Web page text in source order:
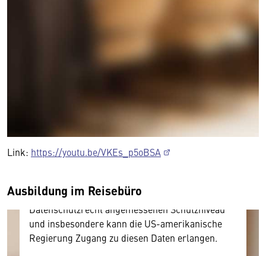
Link: https://youtu.be/VKEs_p5oBSA
Ausbildung im Reisebüro
Wir benötigen Ihre Zustimmung
Hier würden wir Ihnen gerne einen externen
Inhalt anzeigen. Dafür benötigen wir allerdings
Ihre Zustimmung, da Ihr Browser
personenbezogene technische Daten zu Geräten
Diese Daten unterliegen keinem dem EU-
Datenschutzrecht angemessenen Schutzniveau
und insbesondere kann die US-amerikanische
Regierung Zugang zu diesen Daten erlangen.